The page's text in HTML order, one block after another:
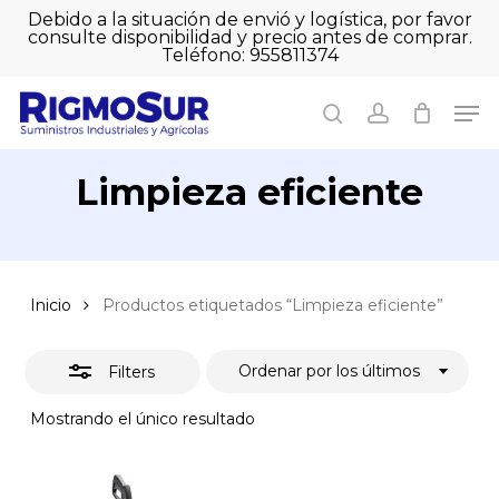
SkipDebido a la situación de envió y logística, por favor
consulte disponibilidad y precio antes de comprar.
Teléfono: 955811374
searchaccount
Cart Close
Limpieza eficiente
Inicio Productos etiquetados “Limpieza eficiente”
Filters
Mostrando el único resultado
Ordenar por los últimos
Close